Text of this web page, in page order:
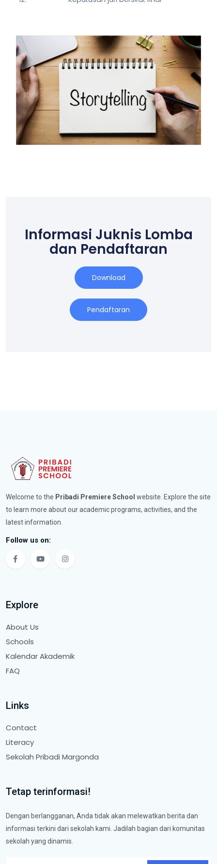
Informasi Juknis Lomba
dan Pendaftaran
Download
Pendaftaran
Welcome to the Pribadi Premiere School website. Explore the site
to learn more about our academic programs, activities, and the
latest information.
Follow us on:
Explore
About Us
Schools
Kalendar Akademik
FAQ
Links
Contact
Literacy
Sekolah Pribadi Margonda
Tetap terinformasi!
Dengan berlangganan, Anda tidak akan melewatkan berita dan
informasi terkini dari sekolah kami. Jadilah bagian dari komunitas
sekolah yang dinamis.